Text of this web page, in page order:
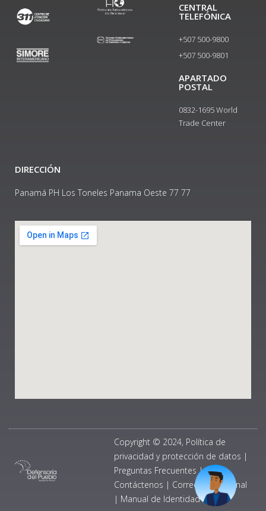
CENTRAL
TELEFÓNICA
+507 500-9800
+507 500-9801​
APARTADO
POSTAL
0832-1695 World
Trade Center
DIRECCIÓN
Panamá PH Los Toneles Panama Oeste 77 77
Copyright © 2024, Política de
privacidad y protección de datos |
Preguntas Frecuentes |
Contáctenos | Correo Institucional
| Manual de Identidad Visual